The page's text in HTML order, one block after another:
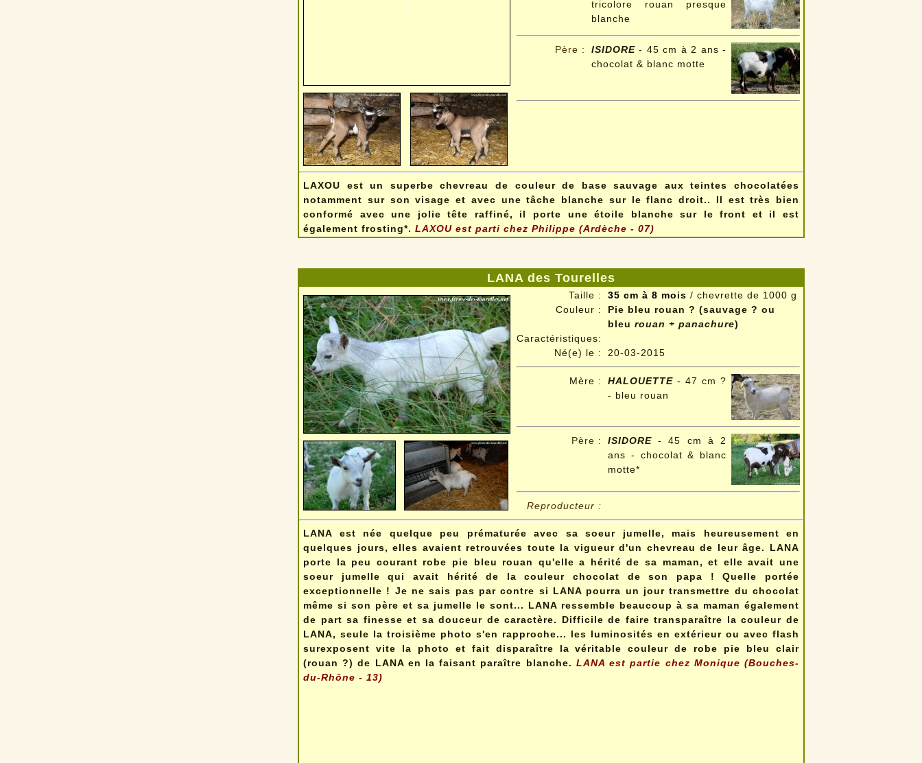
tricolore rouan presque
blanche
Père : ISIDORE - 45 cm à 2 ans -
chocolat & blanc motte
LAXOU est un superbe chevreau de couleur de base sauvage aux teintes chocolatées
notamment sur son visage et avec une tâche blanche sur le flanc droit.. Il est très bien
conformé avec une jolie tête raffiné, il porte une étoile blanche sur le front et il est
également frosting*. LAXOU est parti chez Philippe (Ardèche - 07)
LANA des Tourelles
Taille :
Couleur :
Caractéristiques:
Né(e) le :
35 cm à 8 mois / chevrette de 1000 g
Pie bleu rouan ? (sauvage ? ou
bleu rouan + panachure)
20-03-2015
Mère : HALOUETTE - 47 cm ?
- bleu rouan
Père : ISIDORE - 45 cm à 2
ans - chocolat & blanc
motte*
Reproducteur :
LANA est née quelque peu prématurée avec sa soeur jumelle, mais heureusement en
quelques jours, elles avaient retrouvées toute la vigueur d'un chevreau de leur âge. LANA
porte la peu courant robe pie bleu rouan qu'elle a hérité de sa maman, et elle avait une
soeur jumelle qui avait hérité de la couleur chocolat de son papa ! Quelle portée
exceptionnelle ! Je ne sais pas par contre si LANA pourra un jour transmettre du chocolat
même si son père et sa jumelle le sont... LANA ressemble beaucoup à sa maman également
de part sa finesse et sa douceur de caractère. Difficile de faire transparaître la couleur de
LANA, seule la troisième photo s'en rapproche... les luminosités en extérieur ou avec flash
surexposent vite la photo et fait disparaître la véritable couleur de robe pie bleu clair
(rouan ?) de LANA en la faisant paraître blanche. LANA est partie chez Monique (Bouches-
du-Rhône - 13)